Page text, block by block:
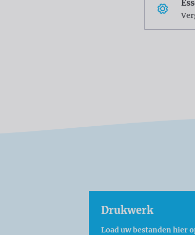
Drukwerk
Load uw bestanden hier